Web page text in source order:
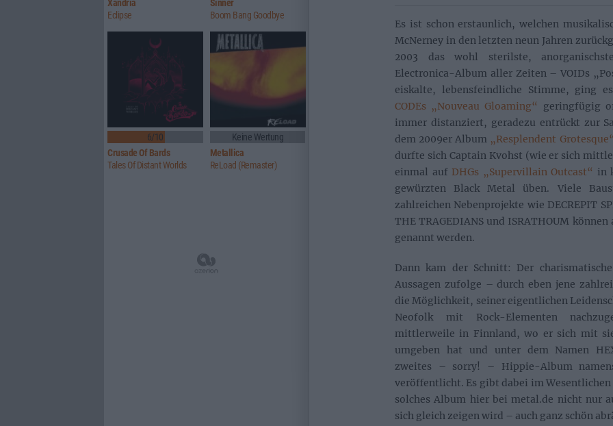
Es ist schon erstaunlich, welchen
McNerney in den letzten neun Jahren
2003 das wohl sterilste,
Electronica-Album aller Zeiten – VOIDs
eiskalte, lebensfeindliche Stimme, ging
CODEs „Nouveau Gloaming“
geringfügig
immer distanziert, geradezu entrückt zur
dem 2009er Album „Resplendent Grotesque“
durfte sich Captain Kvohst (wie er sich
einmal auf DHGs „Supervillain Outcast“ in
gewürzten Black Metal üben. Viele
zahlreichen Nebenprojekte wie DECREPIT
THE TRAGEDIANS und ISRATHOUM
genannt werden.
Dann kam der Schnitt: Der
Aussagen zufolge – durch eben jene
die Möglichkeit, seiner eigentlichen
Neofolk mit Rock-Elementen
mittlerweile in Finnland, wo er sich mit
umgeben hat und unter dem Namen
zweites – sorry! – Hippie-Album
veröffentlicht. Es gibt dabei im
solches Album hier bei metal.de nicht nur
sich gleich zeigen wird – auch ganz schön
Xandria
Eclipse
Sinner
Boom Bang Goodbye
6/10
Crusade Of Bards
Tales Of Distant Worlds
Keine Wertung
Metallica
ReLoad (Remaster)